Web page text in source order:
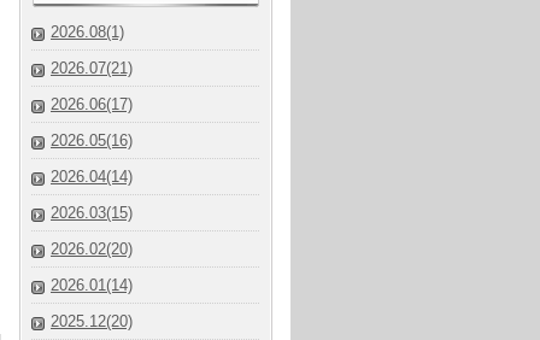
2026.08(1)
2026.07(21)
2026.06(17)
2026.05(16)
2026.04(14)
2026.03(15)
2026.02(20)
2026.01(14)
2025.12(20)